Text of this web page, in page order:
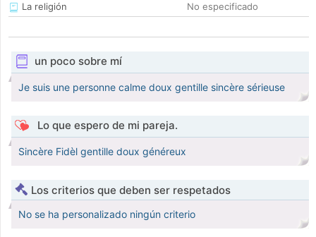
La religión
No especificado
un poco sobre mí
Je suis une personne calme doux gentille sincère sérieuse
Lo que espero de mi pareja.
Sincère Fidèl gentille doux généreux
Los criterios que deben ser respetados
No se ha personalizado ningún criterio